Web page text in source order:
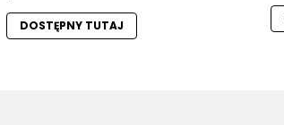
DOSTĘPNY TUTAJ